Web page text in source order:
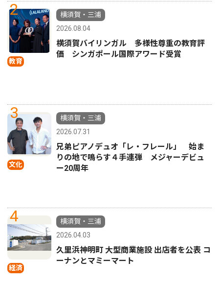
2
教育
横須賀・三浦
2026.08.04
横須賀バイリンガル 多様性尊重の教育評
価 シンガポール国際アワード受賞
3
文化
横須賀・三浦
2026.07.31
兄弟ピアノデュオ「レ・フレール」 始ま
りの地で鳴らす４手連弾 メジャーデビュ
ー20周年
4
経済
横須賀・三浦
2026.04.03
久里浜神明町 大型商業施設 出店者を公表 コ
ーナンとマミーマート